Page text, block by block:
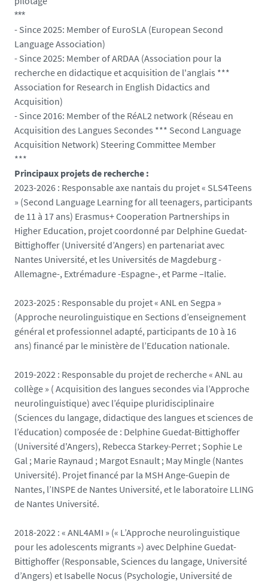
***
- Since 2025: Member of EuroSLA (European Second
Language Association)
- Since 2025: Member of ARDAA (Association pour la
recherche en didactique et acquisition de l'anglais ***
Association for Research in English Didactics and
Acquisition)
- Since 2016: Member of the RéAL2 network (Réseau en
Acquisition des Langues Secondes *** Second Language
Acquisition Network) Steering Committee Member
***
Principaux projets de recherche :
2023-2026 : Responsable axe nantais du projet « SLS4Teens
» (Second Language Learning for all teenagers, participants
de 11 à 17 ans) Erasmus+ Cooperation Partnerships in
Higher Education, projet coordonné par Delphine Guedat-
Bittighoffer (Université d’Angers) en partenariat avec
Nantes Université, et les Universités de Magdeburg -
Allemagne-, Extrémadure -Espagne-, et Parme –Italie.
2023-2025 : Responsable du projet « ANL en Segpa »
(Approche neurolinguistique en Sections d’enseignement
général et professionnel adapté, participants de 10 à 16
ans) financé par le ministère de l’Education nationale.
2019-2022 : Responsable du projet de recherche « ANL au
collège » ( Acquisition des langues secondes via l’Approche
neurolinguistique) avec l’équipe pluridisciplinaire
(Sciences du langage, didactique des langues et sciences de
l’éducation) composée de : Delphine Guedat-Bittighoffer
(Université d'Angers), Rebecca Starkey-Perret ; Sophie Le
Gal ; Marie Raynaud ; Margot Esnault ; May Mingle (Nantes
Université). Projet financé par la MSH Ange-Guepin de
Nantes, l’INSPE de Nantes Université, et le laboratoire LLING
de Nantes Université.
2018-2022 : « ANL4AMI » (« L’Approche neurolinguistique
pour les adolescents migrants ») avec Delphine Guedat-
Bittighoffer (Responsable, Sciences du langage, Université
d’Angers) et Isabelle Nocus (Psychologie, Université de